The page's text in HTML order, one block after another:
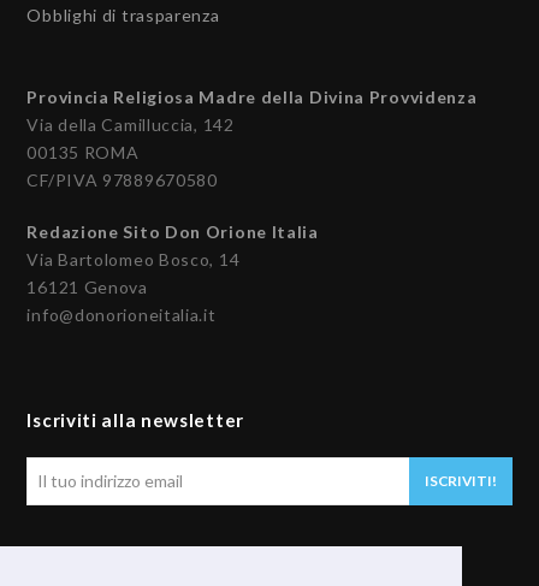
Obblighi di trasparenza
Provincia Religiosa Madre della Divina Provvidenza
Via della Camilluccia, 142
00135 ROMA
CF/PIVA 97889670580
Redazione Sito Don Orione Italia
Via Bartolomeo Bosco, 14
16121 Genova
info@donorioneitalia.it
Iscriviti alla newsletter
ISCRIVITI!